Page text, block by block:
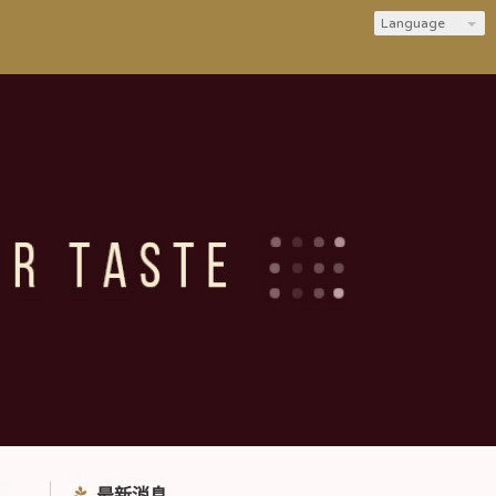
Language